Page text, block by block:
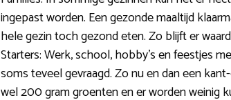
ingepast worden. Een gezonde maaltijd
hele gezin toch gezond eten. Zo blijft er
Starters: Werk, school, hobby’s en feestjes
soms teveel gevraagd. Zo nu en dan een
wel 200 gram groenten en er worden weinig